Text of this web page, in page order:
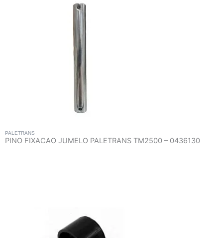
PALETRANS
PINO FIXACAO JUMELO PALETRANS TM2500 – 0436130